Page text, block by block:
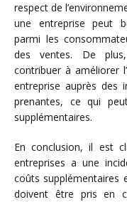
respect de
une entreprise peut
parmi les
des ventes. De
contribuer à améliorer
entreprise auprès des
prenantes, ce qui
supplémentaires.
En conclusion, il est
entreprises a une
coûts supplémentaires
doivent être pris en